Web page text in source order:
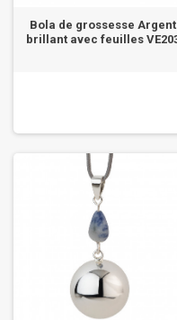
Bola de grossesse Argent
brillant avec feuilles